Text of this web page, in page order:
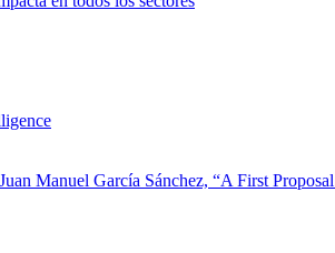
Manuel García Sánchez, “A First